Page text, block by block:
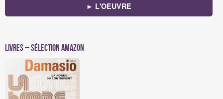
► L'OEUVRE
Livres – Sélection Amazon